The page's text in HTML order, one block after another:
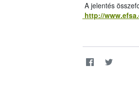
A jelentés
http://